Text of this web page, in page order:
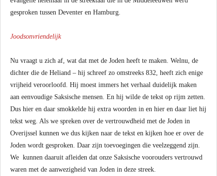
gesproken tussen Deventer en Hamburg.
Joodsonvriendelijk
Nu vraagt u zich af, wat dat met de Joden heeft te maken. Welnu, de
dichter die de Heliand – hij schreef zo omstreeks 832, heeft zich enige
vrijheid veroorloofd. Hij moest immers het verhaal duidelijk maken
aan eenvoudige Saksische mensen. En hij wilde de tekst op rijm zetten.
Dus hier en daar smokkelde hij extra woorden in en hier en daar liet hij
tekst weg. Als we spreken over de vertrouwdheid met de Joden in
Overijssel kunnen we dus kijken naar de tekst en kijken hoe er over de
Joden wordt gesproken. Daar zijn toevoegingen die veelzeggend zijn.
We kunnen daaruit afleiden dat onze Saksische voorouders vertrouwd
waren met de aanwezigheid van Joden in deze streek.